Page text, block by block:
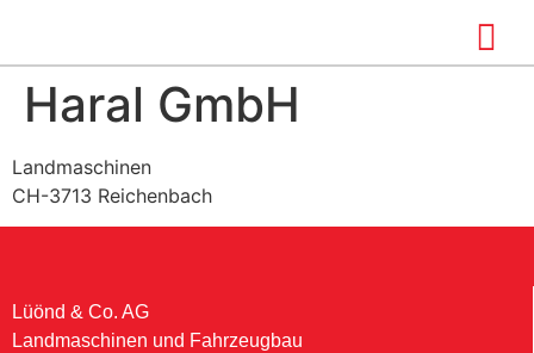
Haral GmbH
Landmaschinen
CH-3713 Reichenbach
Lüönd & Co. AG
Landmaschinen und Fahrzeugbau